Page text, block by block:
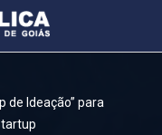
de Ideação” para